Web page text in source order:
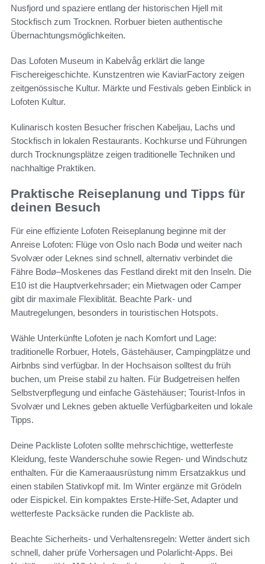
Nusfjord und spaziere entlang der historischen Hjell mit
Stockfisch zum Trocknen. Rorbuer bieten authentische
Übernachtungsmöglichkeiten.
Das Lofoten Museum in Kabelvåg erklärt die lange
Fischereigeschichte. Kunstzentren wie KaviarFactory zeigen
zeitgenössische Kultur. Märkte und Festivals geben Einblick in
Lofoten Kultur.
Kulinarisch kosten Besucher frischen Kabeljau, Lachs und
Stockfisch in lokalen Restaurants. Kochkurse und Führungen
durch Trocknungsplätze zeigen traditionelle Techniken und
nachhaltige Praktiken.
Praktische Reiseplanung und Tipps für
deinen Besuch
Für eine effiziente Lofoten Reiseplanung beginne mit der
Anreise Lofoten: Flüge von Oslo nach Bodø und weiter nach
Svolvær oder Leknes sind schnell, alternativ verbindet die
Fähre Bodø–Moskenes das Festland direkt mit den Inseln. Die
E10 ist die Hauptverkehrsader; ein Mietwagen oder Camper
gibt dir maximale Flexiblität. Beachte Park- und
Mautregelungen, besonders in touristischen Hotspots.
Wähle Unterkünfte Lofoten je nach Komfort und Lage:
traditionelle Rorbuer, Hotels, Gästehäuser, Campingplätze und
Airbnbs sind verfügbar. In der Hochsaison solltest du früh
buchen, um Preise stabil zu halten. Für Budgetreisen helfen
Selbstverpflegung und einfache Gästehäuser; Tourist-Infos in
Svolvær und Leknes geben aktuelle Verfügbarkeiten und lokale
Tipps.
Deine Packliste Lofoten sollte mehrschichtige, wetterfeste
Kleidung, feste Wanderschuhe sowie Regen- und Windschutz
enthalten. Für die Kameraausrüstung nimm Ersatzakkus und
einen stabilen Stativkopf mit. Im Winter ergänze mit Grödeln
oder Eispickel. Ein kompaktes Erste-Hilfe-Set, Adapter und
wetterfeste Packsäcke runden die Packliste ab.
Beachte Sicherheits- und Verhaltensregeln: Wetter ändert sich
schnell, daher prüfe Vorhersagen und Polarlicht-Apps. Bei